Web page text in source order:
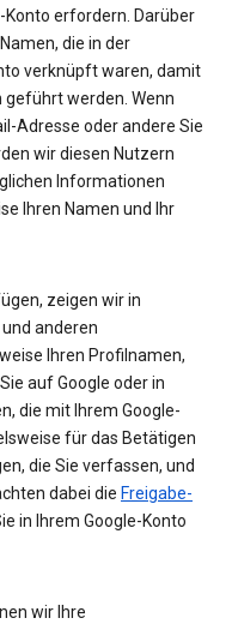
Konto erfordern. Darüber
die in der
verknüpft waren, damit
geführt werden. Wenn
Adresse oder andere Sie
wir diesen Nutzern
Informationen
Ihren Namen und Ihr
zeigen wir in
anderen
Ihren Profilnamen,
auf Google oder in
die mit Ihrem Google-
für das Betätigen
die Sie verfassen, und
dabei die Freigabe-
in Ihrem Google-Konto
wir Ihre